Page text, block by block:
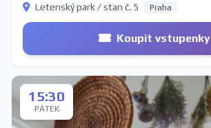
Letenský park / stan č. 5 Praha
Koupit vstupenky
15:30
PÁTEK